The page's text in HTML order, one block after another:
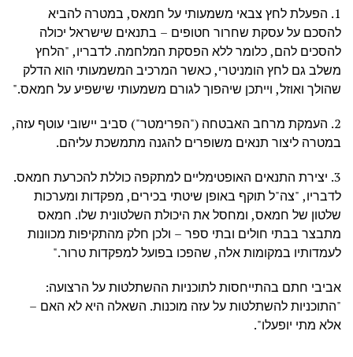
1. הפעלת לחץ צבאי משמעותי על חמאס, במטרה להביא
להסכם על עסקת שחרור חטופים – בתנאים שישראל יכולה
להסכים להם, כלומר ללא הפסקת המלחמה. לדבריו, "הלחץ
משלב גם לחץ הומניטרי, כאשר המרכיב המשמעותי הוא הדלק
שהולך ואוזל, וייתכן שיהפוך לגורם משמעותי שישפיע על חמאס."
2. העמקת מרחב האבטחה ("הפרימטר") סביב יישובי עוטף עזה,
במטרה ליצור תנאים משופרים להגנה מתמשכת עליהם.
3. יצירת התנאים האופטימליים למתקפה כוללת להכרעת חמאס.
לדבריו, "צה"ל תוקף באופן שיטתי בכירים, מפקדות ומערכות
שלטון של חמאס, ומחסל את היכולת השלטונית שלו. חמאס
מתבצר בבתי חולים ובתי ספר – ולכן חלק מהתקיפות מכוונות
לעמדותיו במקומות אלה, שהפכו בפועל למפקדות טרור."
אביבי חתם בהתייחסות לתוכניות ההשתלטות על הרצועה:
"התוכניות להשתלטות על עזה מוכנות. השאלה היא לא האם –
אלא מתי יופעלו".